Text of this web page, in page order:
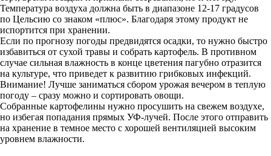
Температура воздуха должна быть в диапазоне 12-17 градусов
по Цельсию со знаком «плюс». Благодаря этому продукт не
испортится при хранении.
Если по прогнозу погоды предвидятся осадки, то нужно быстро
избавиться от сухой травы и собрать картофель. В противном
случае сильная влажность в конце цветения пагубно отразится
на культуре, что приведет к развитию грибковых инфекций.
Внимание! Лучше заниматься сбором урожая вечером в теплую
погоду – сразу можно и сортировать овощи.
Собранные картофелины нужно просушить на свежем воздухе,
но избегая попадания прямых УФ-лучей. После этого отправить
на хранение в темное место с хорошей вентиляцией высоким
уровнем влажности.